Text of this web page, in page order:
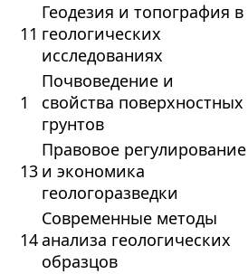
11
Геодезия и топография в
геологических
исследованиях
1
Почвоведение и
свойства поверхностных
грунтов
13
Правовое регулирование
и экономика
геологоразведки
14
Современные методы
анализа геологических
образцов